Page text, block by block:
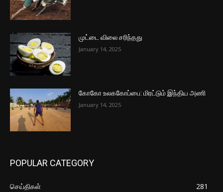
முட்டை விலை சரிந்தது
January 14, 2025
கோகோ உலககோப்பை: மிரட்டும் இந்திய அணி
January 14, 2025
POPULAR CATEGORY
செய்திகள்
281